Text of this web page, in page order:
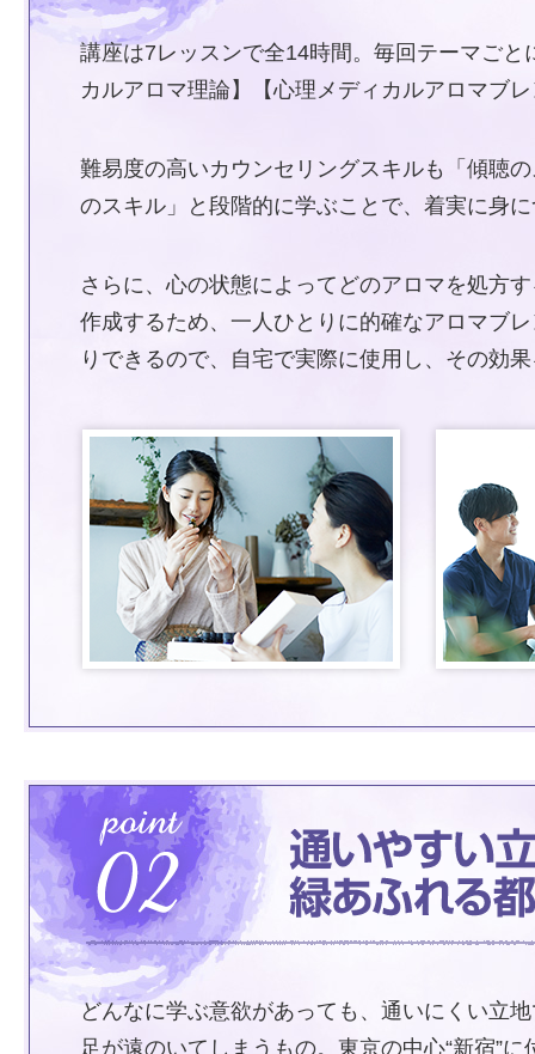
講座は7レッスンで全14時間。毎回テーマご
カルアロマ理論】【心理メディカルアロマブ
難易度の高いカウンセリングスキルも「傾聴
のスキル」と段階的に学ぶことで、着実に身
さらに、心の状態によってどのアロマを処方
作成するため、一人ひとりに的確なアロマブ
りできるので、自宅で実際に使用し、その効
どんなに学ぶ意欲があっても、通いにくい立
足が遠のいてしまうもの。東京の中心“新宿”に